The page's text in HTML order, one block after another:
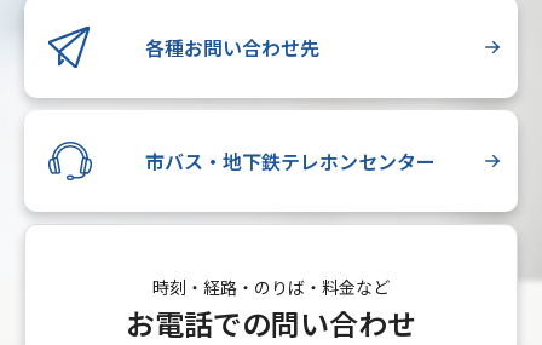
各種お問い合わせ先
市バス・地下鉄テレホンセンター
時刻・経路・のりば・料金など
お電話での問い合わせ